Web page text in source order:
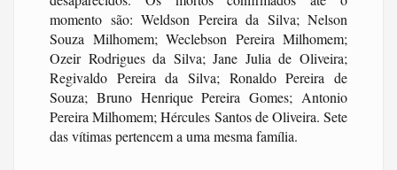
momento são: Weldson Pereira da Silva; Nelson
Souza Milhomem; Weclebson Pereira Milhomem;
Ozeir Rodrigues da Silva; Jane Julia de Oliveira;
Regivaldo Pereira da Silva; Ronaldo Pereira de
Souza; Bruno Henrique Pereira Gomes; Antonio
Pereira Milhomem; Hércules Santos de Oliveira. Sete
das vítimas pertencem a uma mesma família.